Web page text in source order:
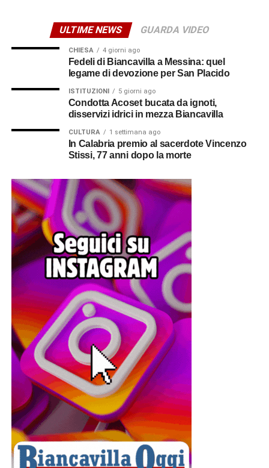
ULTIME NEWS GUARDA VIDEO
CHIESA 4 giorni ago
Fedeli di Biancavilla a Messina: quel
legame di devozione per San Placido
ISTITUZIONI 5 giorni ago
Condotta Acoset bucata da ignoti,
disservizi idrici in mezza Biancavilla
CULTURA 1 settimana ago
In Calabria premio al sacerdote Vincenzo
Stissi, 77 anni dopo la morte